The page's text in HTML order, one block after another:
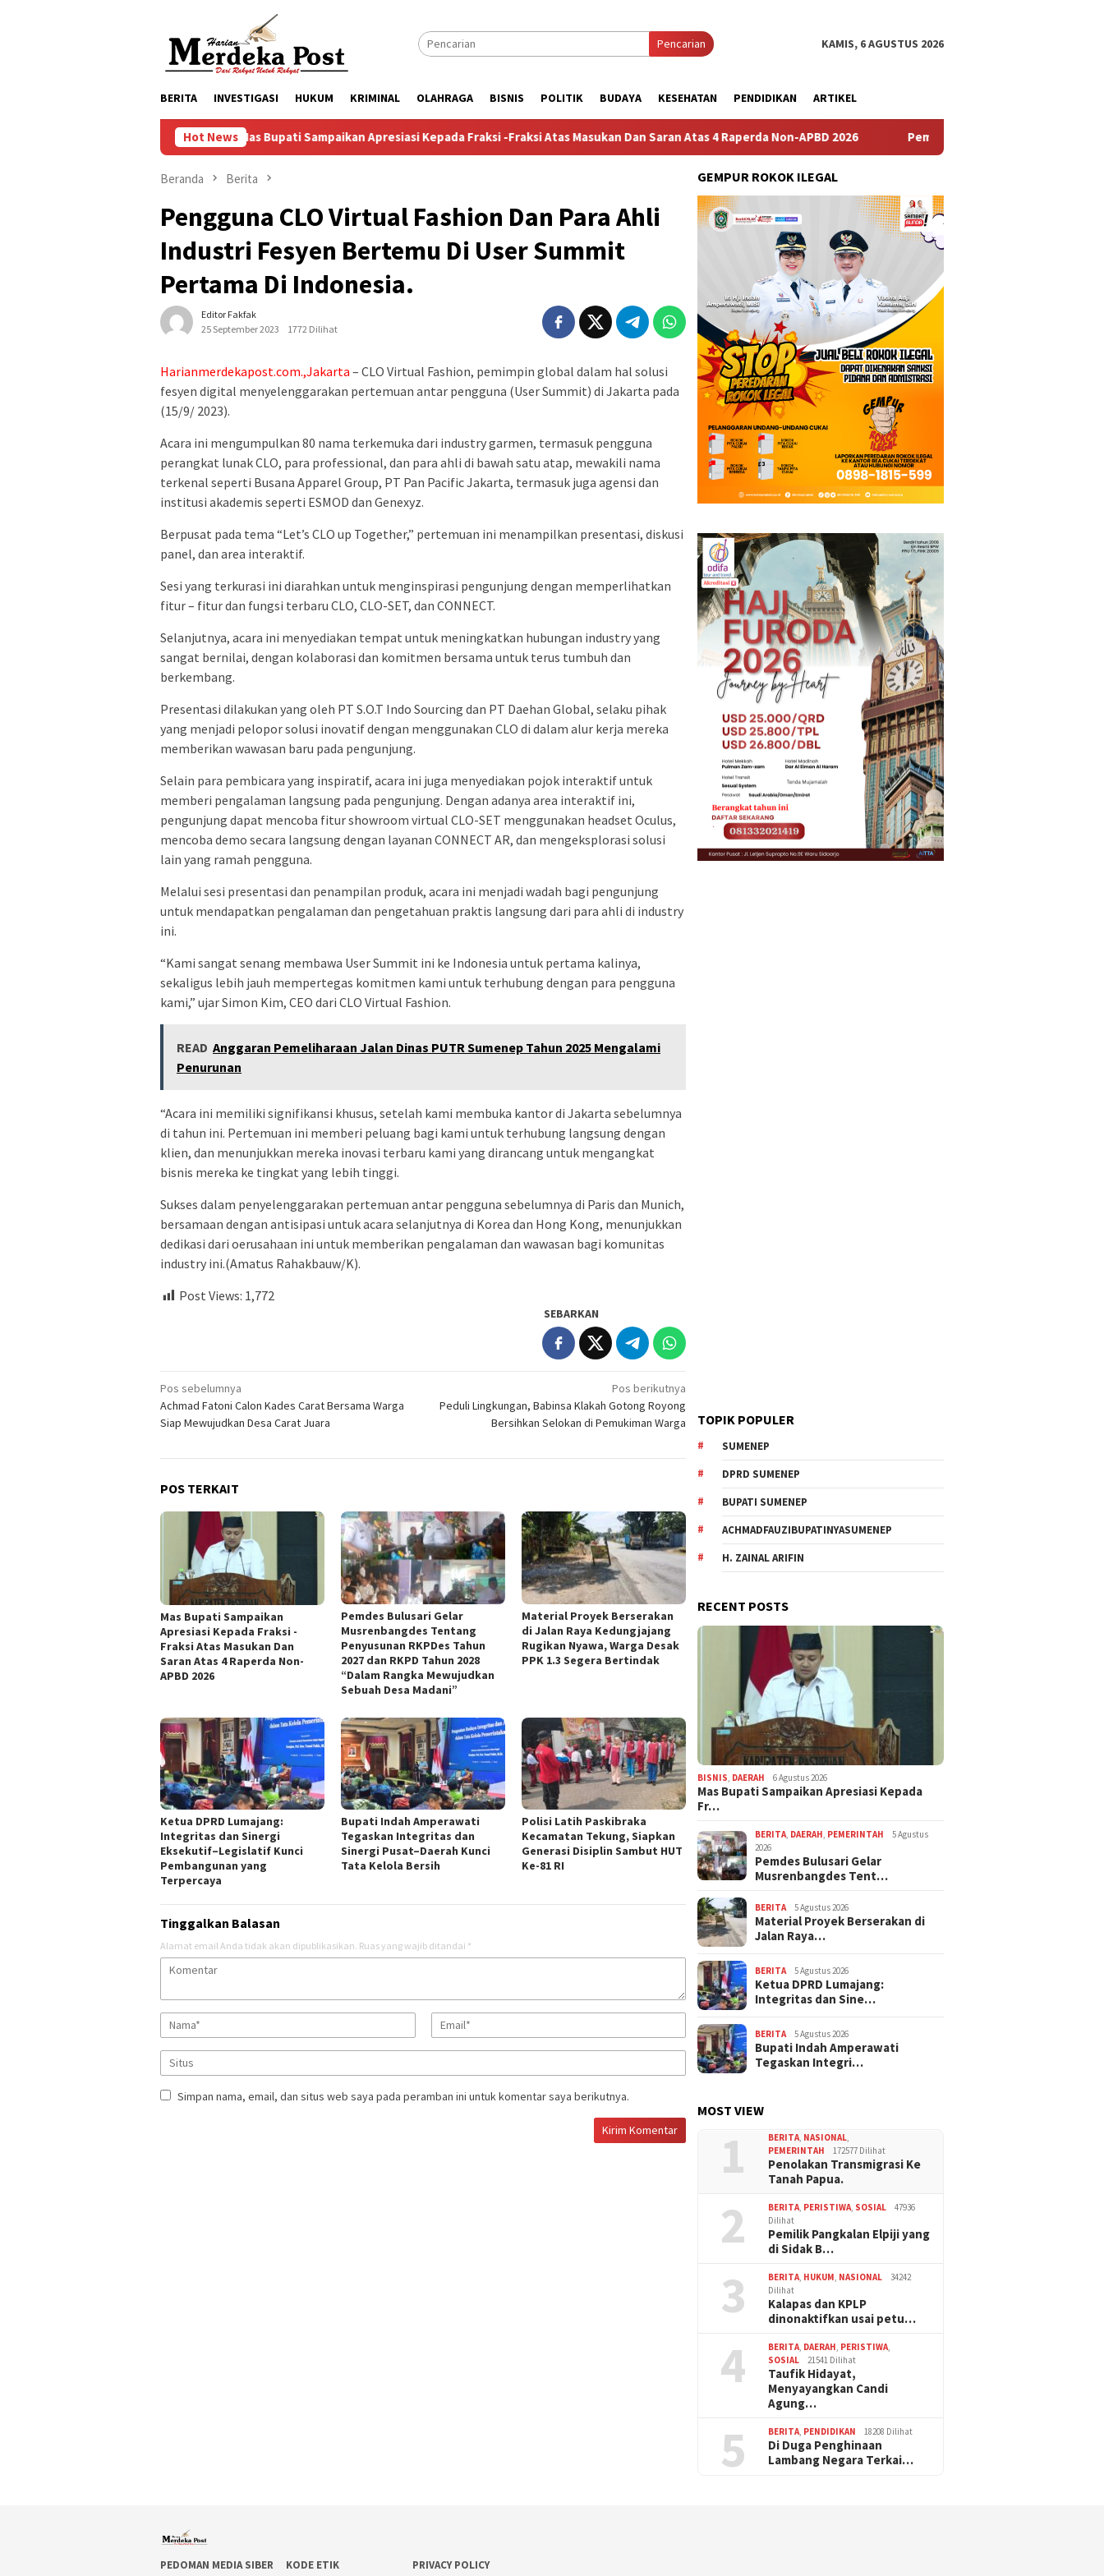
Pencarian KAMIS, 6 AGUSTUS 2026
BERITA INVESTIGASI HUKUM KRIMINAL OLAHRAGA BISNIS POLITIK BUDAYA KESEHATAN PENDIDIKAN ARTIKEL
Hot News
Mas Bupati Sampaikan Apresiasi Kepada Fraksi -Fraksi Atas Masukan Dan Saran Atas 4 Raperda Non-APBD 2026 Pemdes Bulusari Gelar Musrenbangdes Tentang
Beranda Berita
Pengguna CLO Virtual Fashion Dan Para Ahli
Industri Fesyen Bertemu Di User Summit
Pertama Di Indonesia.
Editor Fakfak
25 September 2023
1772 Dilihat
Harianmerdekapost.com.,Jakarta – CLO Virtual Fashion, pemimpin global dalam hal solusi
fesyen digital menyelenggarakan pertemuan antar pengguna (User Summit) di Jakarta pada
(15/9/ 2023).
Acara ini mengumpulkan 80 nama terkemuka dari industry garmen, termasuk pengguna
perangkat lunak CLO, para professional, dan para ahli di bawah satu atap, mewakili nama
terkenal seperti Busana Apparel Group, PT Pan Pacific Jakarta, termasuk juga agensi dan
institusi akademis seperti ESMOD dan Genexyz.
Berpusat pada tema “Let’s CLO up Together,” pertemuan ini menampilkan presentasi, diskusi
panel, dan area interaktif.
Sesi yang terkurasi ini diarahkan untuk menginspirasi pengunjung dengan memperlihatkan
fitur – fitur dan fungsi terbaru CLO, CLO-SET, dan CONNECT.
Selanjutnya, acara ini menyediakan tempat untuk meningkatkan hubungan industry yang
sangat bernilai, dengan kolaborasi dan komitmen bersama untuk terus tumbuh dan
berkembang.
Presentasi dilakukan yang oleh PT S.O.T Indo Sourcing dan PT Daehan Global, selaku pihak
yang menjadi pelopor solusi inovatif dengan menggunakan CLO di dalam alur kerja mereka
memberikan wawasan baru pada pengunjung.
Selain para pembicara yang inspiratif, acara ini juga menyediakan pojok interaktif untuk
memberi pengalaman langsung pada pengunjung. Dengan adanya area interaktif ini,
pengunjung dapat mencoba fitur showroom virtual CLO-SET menggunakan headset Oculus,
mencoba demo secara langsung dengan layanan CONNECT AR, dan mengeksplorasi solusi
lain yang ramah pengguna.
Melalui sesi presentasi dan penampilan produk, acara ini menjadi wadah bagi pengunjung
untuk mendapatkan pengalaman dan pengetahuan praktis langsung dari para ahli di industry
ini.
“Kami sangat senang membawa User Summit ini ke Indonesia untuk pertama kalinya,
sekaligus lebih jauh mempertegas komitmen kami untuk terhubung dengan para pengguna
kami,” ujar Simon Kim, CEO dari CLO Virtual Fashion.
READ Anggaran Pemeliharaan Jalan Dinas PUTR Sumenep Tahun 2025 Mengalami
Penurunan
“Acara ini memiliki signifikansi khusus, setelah kami membuka kantor di Jakarta sebelumnya
di tahun ini. Pertemuan ini memberi peluang bagi kami untuk terhubung langsung dengan
klien, dan menunjukkan mereka inovasi terbaru kami yang dirancang untuk mengangkat
bisnis mereka ke tingkat yang lebih tinggi.
Sukses dalam penyelenggarakan pertemuan antar pengguna sebelumnya di Paris dan Munich,
bersamaan dengan antisipasi untuk acara selanjutnya di Korea dan Hong Kong, menunjukkan
dedikasi dari oerusahaan ini untuk memberikan pengalaman dan wawasan bagi komunitas
industry ini.(Amatus Rahakbauw/K).
Post Views: 1,772
SEBARKAN
Navigasi
pos
Pos sebelumnya
Achmad Fatoni Calon Kades Carat Bersama Warga
Siap Mewujudkan Desa Carat Juara
Pos berikutnya
Peduli Lingkungan, Babinsa Klakah Gotong Royong
Bersihkan Selokan di Pemukiman Warga
POS TERKAIT
Mas Bupati Sampaikan
Apresiasi Kepada Fraksi -
Fraksi Atas Masukan Dan
Saran Atas 4 Raperda Non-
APBD 2026
Pemdes Bulusari Gelar
Musrenbangdes Tentang
Penyusunan RKPDes Tahun
2027 dan RKPD Tahun 2028
“Dalam Rangka Mewujudkan
Sebuah Desa Madani”
Material Proyek Berserakan
di Jalan Raya Kedungjajang
Rugikan Nyawa, Warga Desak
PPK 1.3 Segera Bertindak
Ketua DPRD Lumajang:
Integritas dan Sinergi
Eksekutif–Legislatif Kunci
Pembangunan yang
Terpercaya
Bupati Indah Amperawati
Tegaskan Integritas dan
Sinergi Pusat–Daerah Kunci
Tata Kelola Bersih
Polisi Latih Paskibraka
Kecamatan Tekung, Siapkan
Generasi Disiplin Sambut HUT
Ke-81 RI
Tinggalkan Balasan
Alamat email Anda tidak akan dipublikasikan. Ruas yang wajib ditandai *
Simpan nama, email, dan situs web saya pada peramban ini untuk komentar saya berikutnya.
GEMPUR ROKOK ILEGAL
TOPIK POPULER
SUMENEP
DPRD SUMENEP
BUPATI SUMENEP
ACHMADFAUZIBUPATINYASUMENEP
H. ZAINAL ARIFIN
RECENT POSTS
BISNIS, DAERAH 6 Agustus 2026
Mas Bupati Sampaikan Apresiasi Kepada
Fr…
BERITA, DAERAH, PEMERINTAH
5 Agustus
2026
Pemdes Bulusari Gelar
Musrenbangdes Tent…
BERITA 5 Agustus 2026
Material Proyek Berserakan di
Jalan Raya…
BERITA 5 Agustus 2026
Ketua DPRD Lumajang:
Integritas dan Sine…
BERITA 5 Agustus 2026
Bupati Indah Amperawati
Tegaskan Integri…
MOST VIEW
1 BERITA, NASIONAL,
PEMERINTAH
172577 Dilihat
Penolakan Transmigrasi Ke
Tanah Papua.
2 BERITA, PERISTIWA, SOSIAL
47936
Dilihat
Pemilik Pangkalan Elpiji yang
di Sidak B…
3 BERITA, HUKUM, NASIONAL
34242
Dilihat
Kalapas dan KPLP
dinonaktifkan usai petu…
4 BERITA, DAERAH, PERISTIWA,
SOSIAL
21541 Dilihat
Taufik Hidayat,
Menyayangkan Candi
Agung…
5 BERITA, PENDIDIKAN 18208 Dilihat
Di Duga Penghinaan
Lambang Negara Terkai…
PEDOMAN MEDIA SIBER
KODE ETIK
PRIVACY POLICY